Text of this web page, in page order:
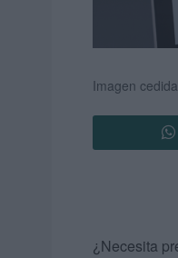
Imagen cedida
¿Necesita